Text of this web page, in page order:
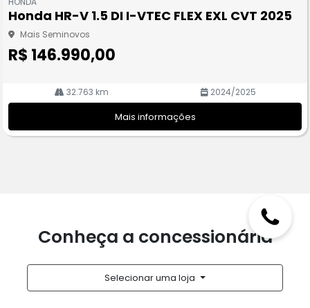
pa
rtil
he
Honda HR-V 1.5 DI I-VTEC FLEX EXL CVT 2025
Mais Seminovos
R$ 146.990,00
32.763 km 2024/2025
Mais informações
Conheça a concessionária
Selecionar uma loja